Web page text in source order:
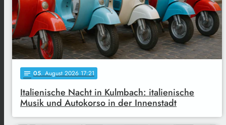
notes 05. August 2026 17:21
Italienische Nacht in Kulmbach: italienische
Musik und Autokorso in der Innenstadt